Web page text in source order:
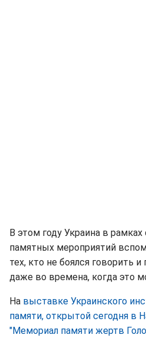
В этом году Украина в
памятных мероприятий
тех, кто не боялся говорить
даже во времена, когда это
На выставке Украинского
памяти, открытой сегодня в
"Мемориал памяти жертв